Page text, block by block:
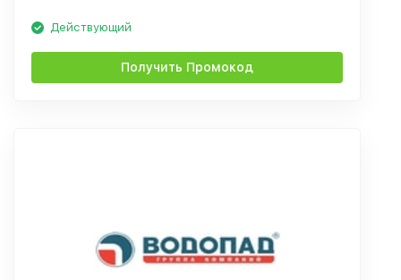
Действующий
Получить Промокод